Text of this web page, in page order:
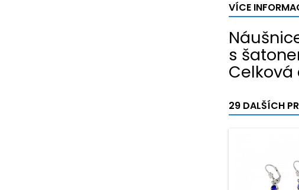
VÍCE
s
Celková
29 DALŠÍCH